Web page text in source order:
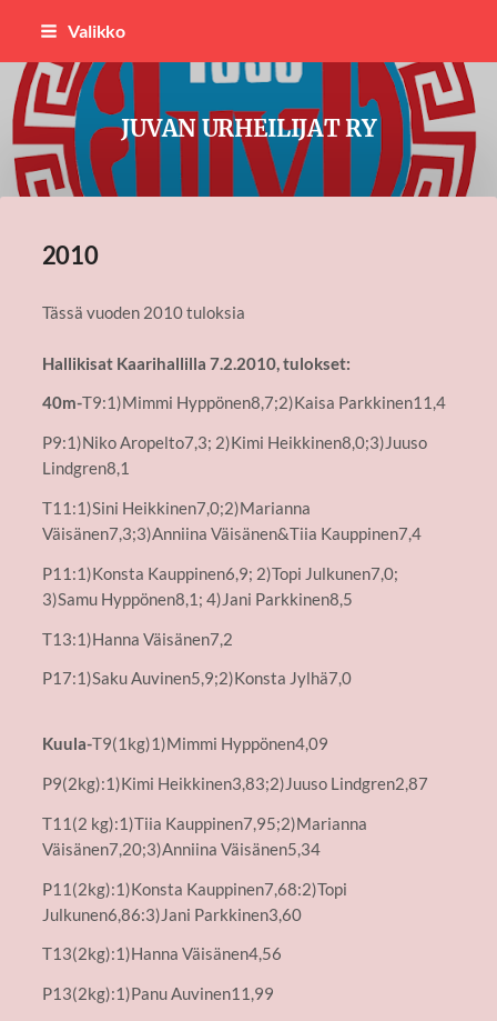
Siirry
sisältöön
Valikko
JUVAN URHEILIJAT RY
2010
Tässä vuoden 2010 tuloksia
Hallikisat Kaarihallilla 7.2.2010, tulokset:
40m-T9:1)Mimmi Hyppönen8,7;2)Kaisa Parkkinen11,4
P9:1)Niko Aropelto7,3; 2)Kimi Heikkinen8,0;3)Juuso
Lindgren8,1
T11:1)Sini Heikkinen7,0;2)Marianna
Väisänen7,3;3)Anniina Väisänen&Tiia Kauppinen7,4
P11:1)Konsta Kauppinen6,9; 2)Topi Julkunen7,0;
3)Samu Hyppönen8,1; 4)Jani Parkkinen8,5
T13:1)Hanna Väisänen7,2
P17:1)Saku Auvinen5,9;2)Konsta Jylhä7,0
Kuula-T9(1kg)1)Mimmi Hyppönen4,09
P9(2kg):1)Kimi Heikkinen3,83;2)Juuso Lindgren2,87
T11(2 kg):1)Tiia Kauppinen7,95;2)Marianna
Väisänen7,20;3)Anniina Väisänen5,34
P11(2kg):1)Konsta Kauppinen7,68:2)Topi
Julkunen6,86:3)Jani Parkkinen3,60
T13(2kg):1)Hanna Väisänen4,56
P13(2kg):1)Panu Auvinen11,99